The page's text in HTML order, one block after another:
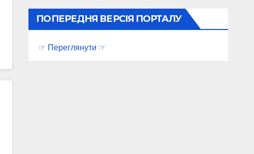
ПОПЕРЕДНЯ ВЕРСІЯ ПОРТАЛУ
☞ Переглянути ☞